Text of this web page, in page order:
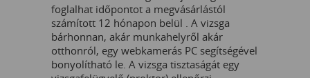
foglalhat időpontot a megvásárlástól
számított 12 hónapon belül . A vizsga
bárhonnan, akár munkahelyről akár
otthonról, egy webkamerás PC segítségével
bonyolítható le. A vizsga tisztaságát egy